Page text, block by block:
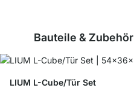
Bauteile & Zubehör
LIUM L-Cube/Tür Set